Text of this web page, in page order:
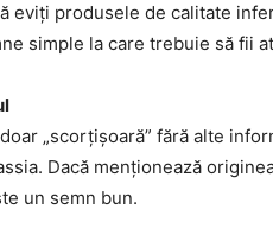
eviți produsele de calitate
simple la care trebuie să fii
„scorțișoară” fără alte
Dacă menționează
un semn bun.